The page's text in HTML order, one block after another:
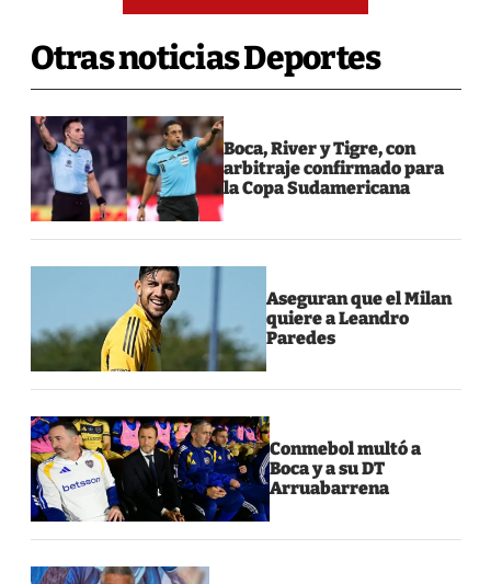
Otras noticias Deportes
Boca, River y Tigre, con
arbitraje confirmado para
la Copa Sudamericana
Aseguran que el Milan
quiere a Leandro
Paredes
Conmebol multó a
Boca y a su DT
Arruabarrena